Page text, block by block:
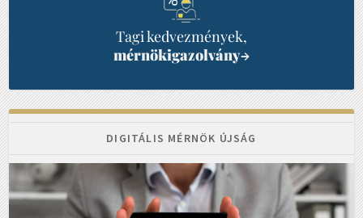
Tagi kedvezmények,
mérnökigazolvány→
DIGITÁLIS MÉRNÖK ÚJSÁG